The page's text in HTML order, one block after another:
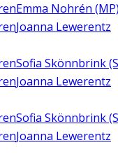
Emma Nohrén
Joanna Lewerentz
Sofia Skönnbrink
Joanna Lewerentz
Sofia Skönnbrink
Joanna Lewerentz